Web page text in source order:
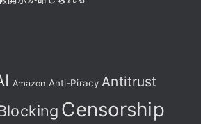
Amazon Anti-Piracy Antitrust
Censorship